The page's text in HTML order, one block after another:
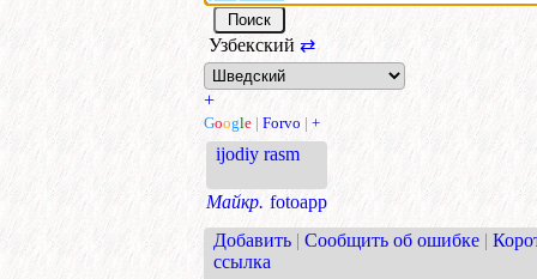
Узбекский ⇄
+
Google | Forvo | +
ijodiy rasm
Майкр. fotoapp
Добавить | Сообщить об ошибке |
ссылка